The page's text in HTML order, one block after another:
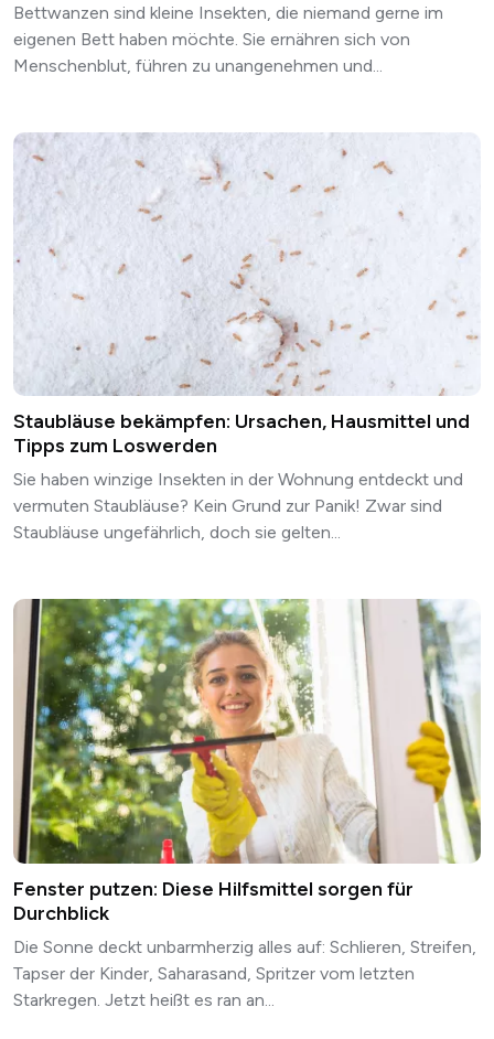
Bettwanzen sind kleine Insekten, die niemand gerne im
eigenen Bett haben möchte. Sie ernähren sich von
Menschenblut, führen zu unangenehmen und...
Staubläuse bekämpfen: Ursachen, Hausmittel und
Tipps zum Loswerden
Sie haben winzige Insekten in der Wohnung entdeckt und
vermuten Staubläuse? Kein Grund zur Panik! Zwar sind
Staubläuse ungefährlich, doch sie gelten...
Fenster putzen: Diese Hilfsmittel sorgen für
Durchblick
Die Sonne deckt unbarmherzig alles auf: Schlieren, Streifen,
Tapser der Kinder, Saharasand, Spritzer vom letzten
Starkregen. Jetzt heißt es ran an...